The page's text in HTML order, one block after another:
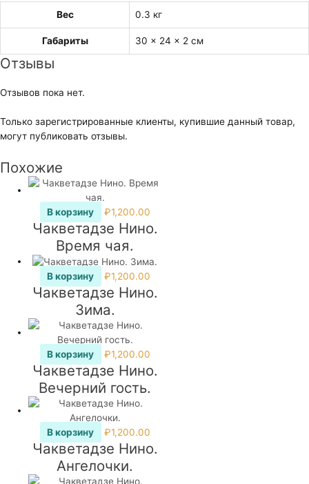
Вес
0.3 кг
Габариты 30 × 24 × 2 см
Отзывы
Отзывов пока нет.
Только зарегистрированные клиенты, купившие данный товар,
могут публиковать отзывы.
Похожие
В корзину ₽1,200.00
Чакветадзе Нино.
Время чая.
В корзину ₽1,200.00
Чакветадзе Нино.
Зима.
В корзину ₽1,200.00
Чакветадзе Нино.
Вечерний гость.
В корзину ₽1,200.00
Чакветадзе Нино.
Ангелочки.